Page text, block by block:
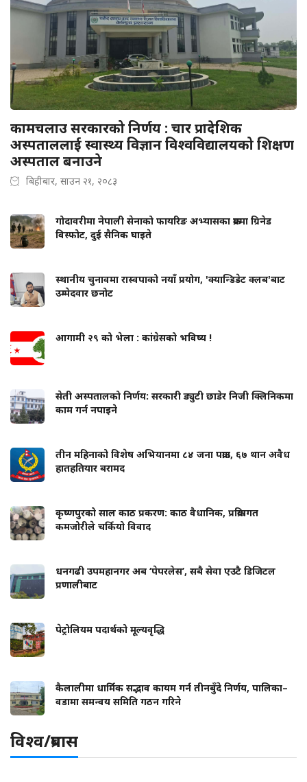
कामचलाउ सरकारको निर्णय : चार प्रादेशिक
अस्पताललाई स्वास्थ्य विज्ञान विश्वविद्यालयको शिक्षण
अस्पताल बनाउने
बिहीबार, साउन २१, २०८३
गोदावरीमा नेपाली सेनाको फायरिङ अभ्यासका क्रममा ग्रिनेड
विस्फोट, दुई सैनिक घाइते
स्थानीय चुनावमा रास्वपाको नयाँ प्रयोग, 'क्यान्डिडेट क्लब'बाट
उम्मेदवार छनोट
आगामी २९ को भेला : कांग्रेसको भविष्य !
सेती अस्पतालको निर्णय: सरकारी ड्युटी छाडेर निजी क्लिनिकमा
काम गर्न नपाइने
तीन महिनाको विशेष अभियानमा ८४ जना पक्राउ, ६७ थान अवैध
हातहतियार बरामद
कृष्णपुरको साल काठ प्रकरण: काठ वैधानिक, प्रक्रियागत
कमजोरीले चर्कियो विवाद
धनगढी उपमहानगर अब ‘पेपरलेस’, सबै सेवा एउटै डिजिटल
प्रणालीबाट
पेट्रोलियम पदार्थको मूल्यवृद्धि
कैलालीमा धार्मिक सद्भाव कायम गर्न तीनबुँदे निर्णय, पालिका–
वडामा समन्वय समिति गठन गरिने
विश्व/प्रबास